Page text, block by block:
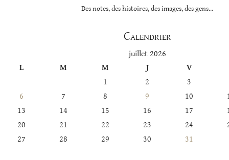
Des notes, des histoires, des images, des gens…
Calendrier
juillet 2026
L
M M J
V
1
2
3
6
7 8 9 10
13
14 15 16 17
20
21 22 23 24
27
28 29 30 31